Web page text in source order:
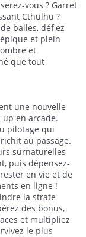
vous ? Garret
Cthulhu ?
balles, défiez
et plein
et
que tout
une nouvelle
en arcade.
pilotage qui
au passage.
surnaturelles
puis dépensez-
en vie et de
en ligne !
la strate
des bonus,
et multipliez
le plus